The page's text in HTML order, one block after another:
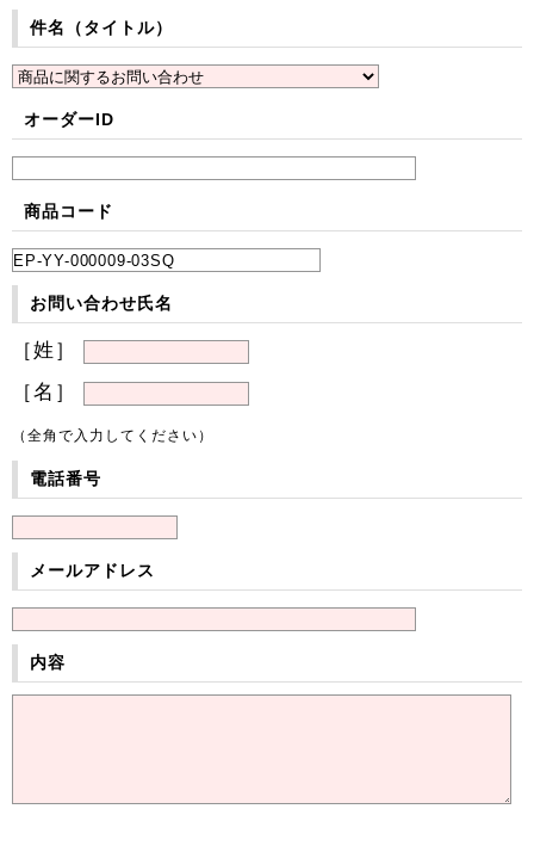
件名（タイトル）
オーダーID
商品コード
お問い合わせ氏名
［姓］
［名］
（全角で入力してください）
電話番号
メールアドレス
内容